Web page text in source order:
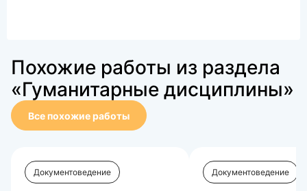
Похожие работы из раздела
«Гуманитарные дисциплины»
Все похожие работы
Документоведение Документоведение